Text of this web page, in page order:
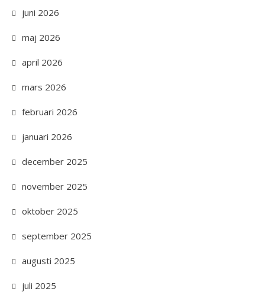
juni 2026
maj 2026
april 2026
mars 2026
februari 2026
januari 2026
december 2025
november 2025
oktober 2025
september 2025
augusti 2025
juli 2025